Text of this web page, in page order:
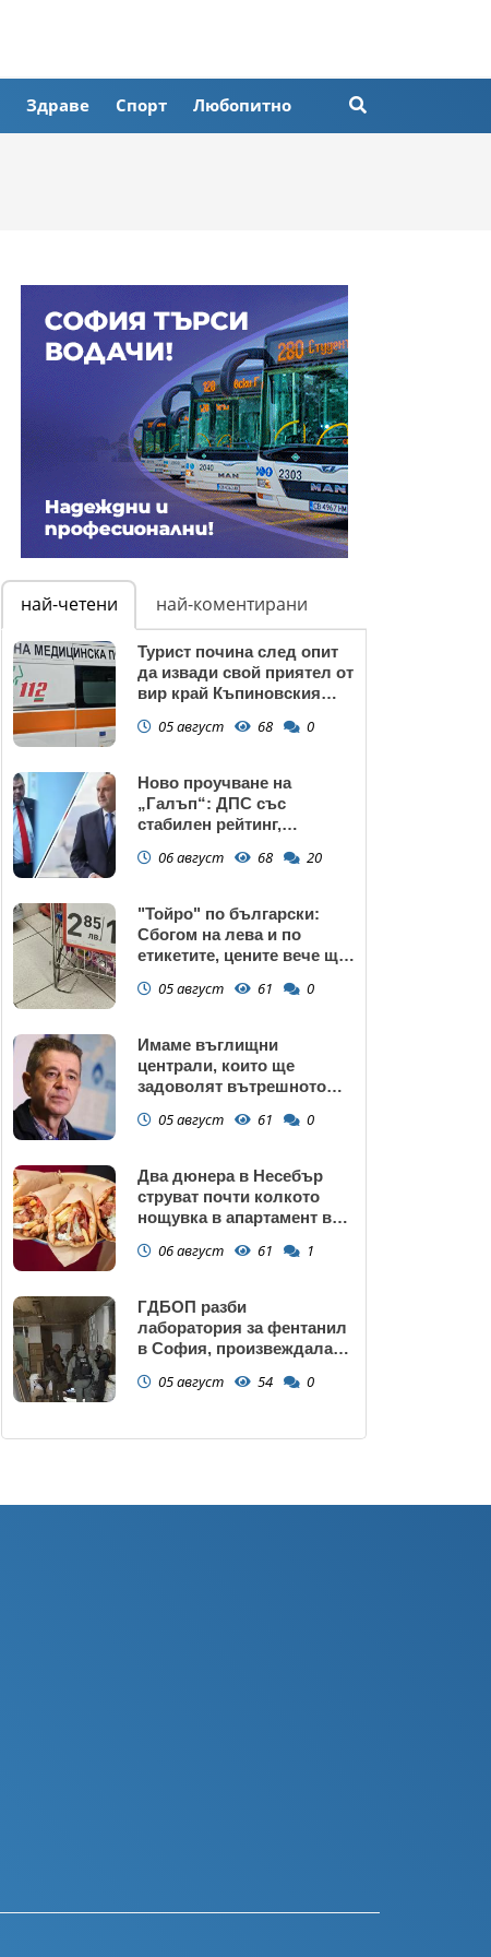
Здраве Спорт Любопитно
най-четени най-коментирани
Турист почина след опит
да извади свой приятел от
вир край Къпиновския
05 август 68 0
Ново проучване на
„Галъп“: ДПС със
стабилен рейтинг,
запазва
06 август 68 20
"Тойро" по български:
Сбогом на лева и по
етикетите, цените вече ще
05 август 61 0
Имаме въглищни
централи, които ще
задоволят вътрешното
05 август 61 0
Два дюнера в Несебър
струват почти колкото
нощувка в апартамент в
06 август 61 1
ГДБОП разби
лаборатория за фентанил
в София, произвеждала
(снимки)
05 август 54 0